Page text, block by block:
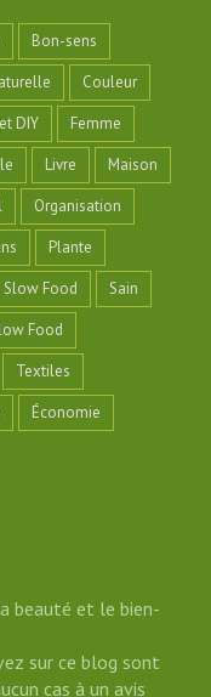
Bon-sens
Couleur
DIY
Femme
Livre
Maison
Organisation
Plante
Slow Food
Sain
Food
Textiles
Économie
beauté et le bien-
sur ce blog sont
cas à un avis